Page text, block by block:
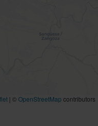
| ©OpenStreetMap contributors